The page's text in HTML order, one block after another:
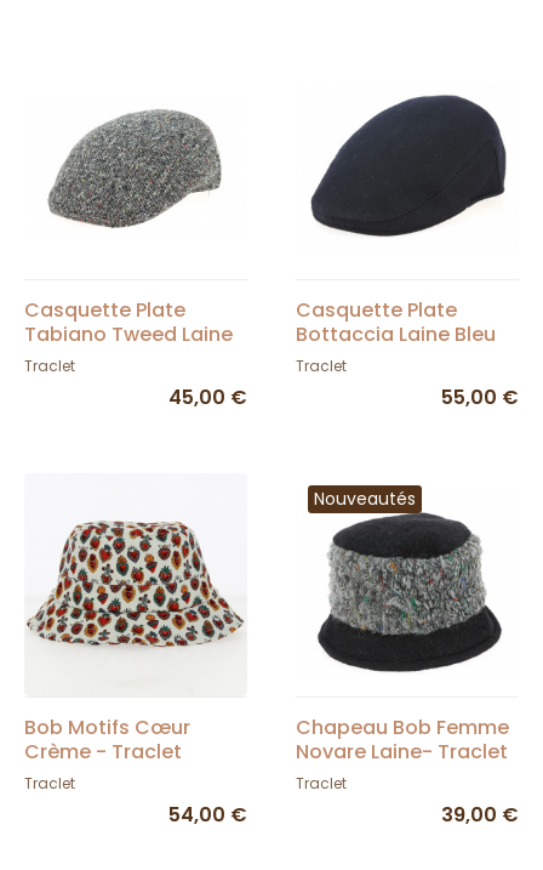
Casquette Plate
Tabiano Tweed Laine
- Traclet
Traclet
45,00 €
Casquette Plate
Bottaccia Laine Bleu
Marine- Traclet
Traclet
55,00 €
Bob Motifs Cœur
Crème - Traclet
Traclet
54,00 €
Nouveautés
Chapeau Bob Femme
Novare Laine- Traclet
Traclet
39,00 €